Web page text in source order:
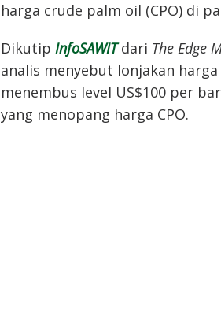
harga crude palm oil (CPO) di
Dikutip InfoSAWITdari The Edge
analis menyebut lonjakan
menembus level US$100 per
yang menopang harga CPO.